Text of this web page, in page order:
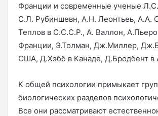
Франции и современные ученые
С.Л. Рубиншевн, А.Н. Леонтьеь, А.А.
Теплов в С.С.С.Р., А. Валлон,
Франции, Э.Толман, Дж.Миллер,
США, Д.Хэбб в Канаде, Д.Бродбент в
К общей психологии примыкает
биологических разделов
Все они рассматривают